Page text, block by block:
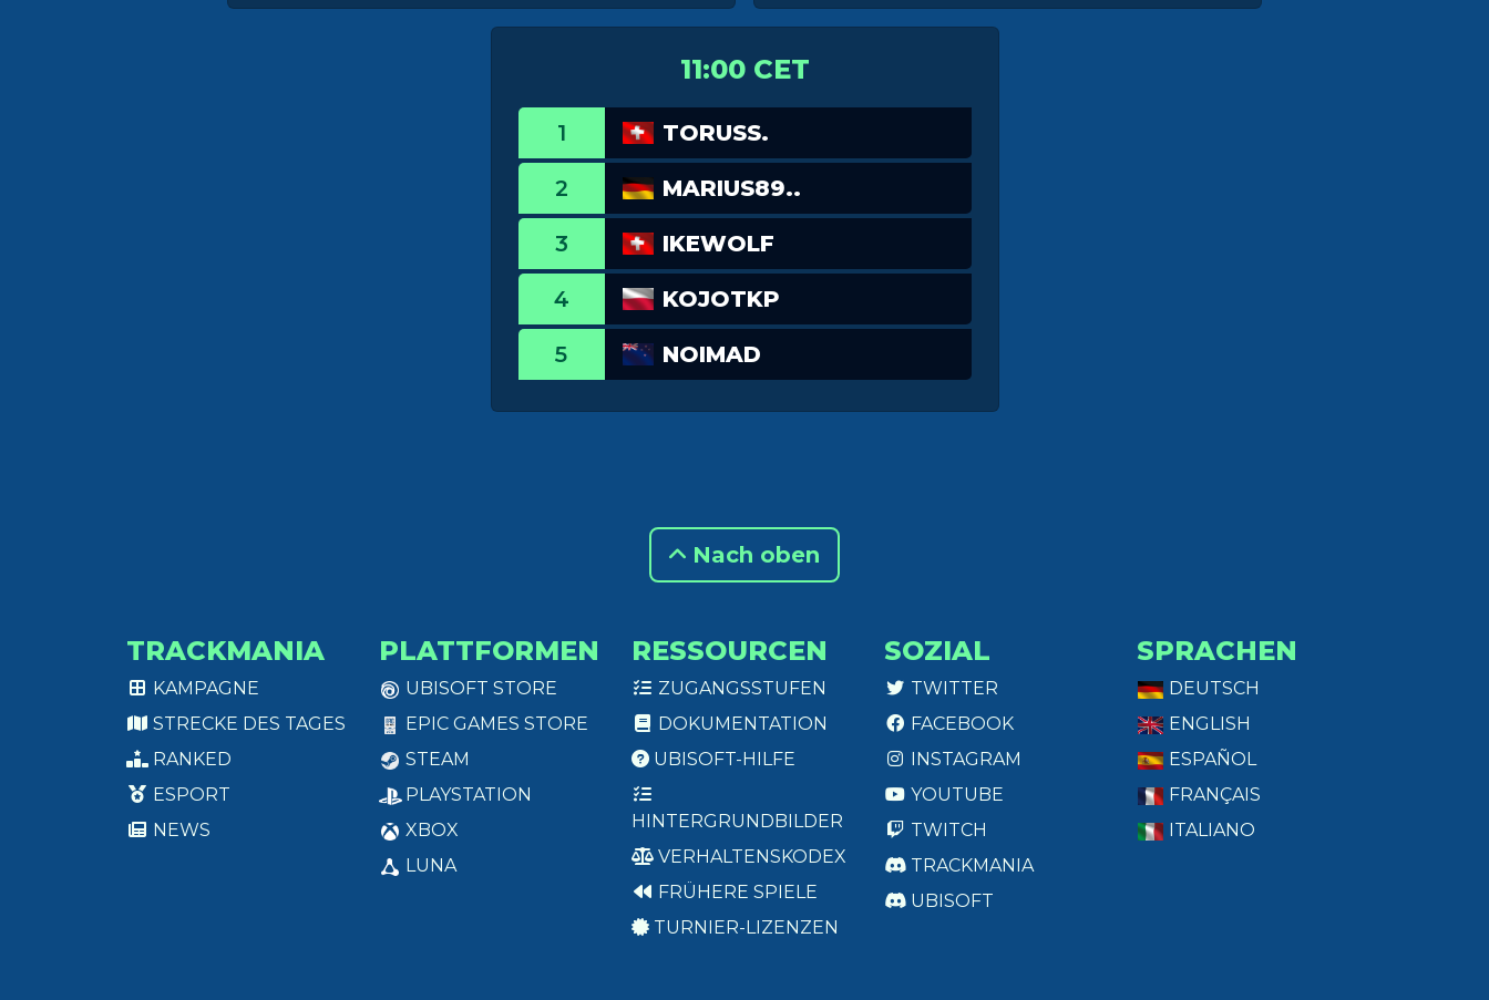
11:00 CET
1 TORUSS.
2 MARIUS89..
3 IKEWOLF
4 KOJOTKP
5 NOIMAD
Nach oben
TRACKMANIA
KAMPAGNE
STRECKE DES TAGES
RANKED
ESPORT
NEWS
PLATTFORMEN
UBISOFT STORE
EPIC GAMES STORE
STEAM
PLAYSTATION
XBOX
LUNA
RESSOURCEN
ZUGANGSSTUFEN
DOKUMENTATION
UBISOFT-HILFE
HINTERGRUNDBILDER
VERHALTENSKODEX
FRÜHERE SPIELE
TURNIER-LIZENZEN
SOZIAL
TWITTER
FACEBOOK
INSTAGRAM
YOUTUBE
TWITCH
TRACKMANIA
UBISOFT
SPRACHEN
DEUTSCH
ENGLISH
ESPAÑOL
FRANÇAIS
ITALIANO